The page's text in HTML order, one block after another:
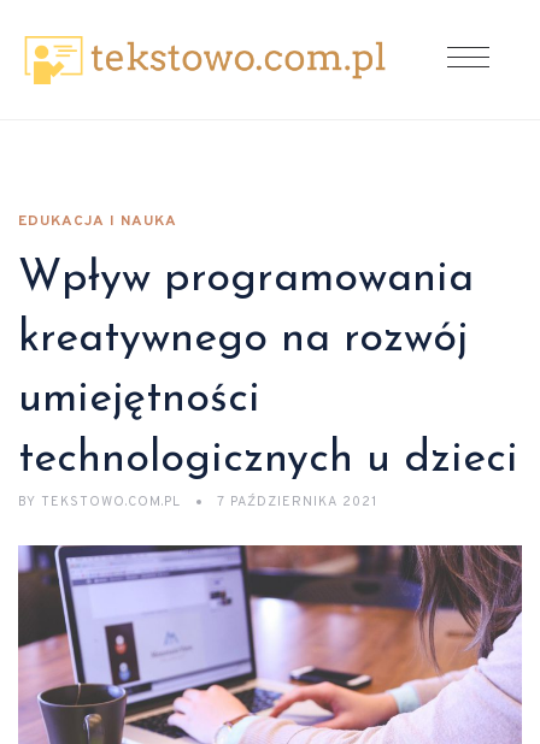
EDUKACJA I NAUKA
Wpływ programowania
kreatywnego na rozwój
umiejętności
technologicznych u dzieci
BY TEKSTOWO.COM.PL 7 PAŹDZIERNIKA 2021